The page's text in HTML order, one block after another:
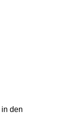
in den